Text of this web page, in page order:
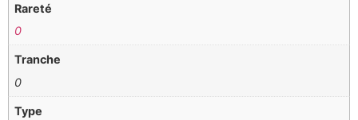
Rareté
0
Tranche
0
Type